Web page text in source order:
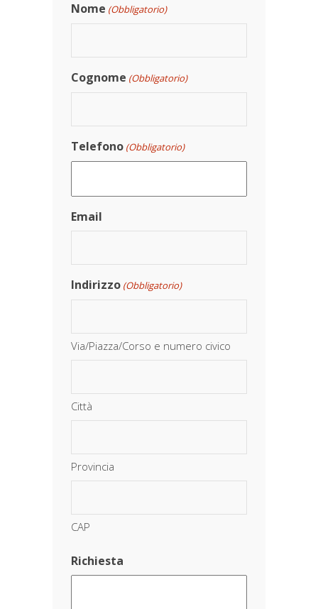
Nome (Obbligatorio)
Cognome (Obbligatorio)
Telefono (Obbligatorio)
Email
Indirizzo (Obbligatorio)
Via/Piazza/Corso e numero civico
Città
Provincia
CAP
Richiesta